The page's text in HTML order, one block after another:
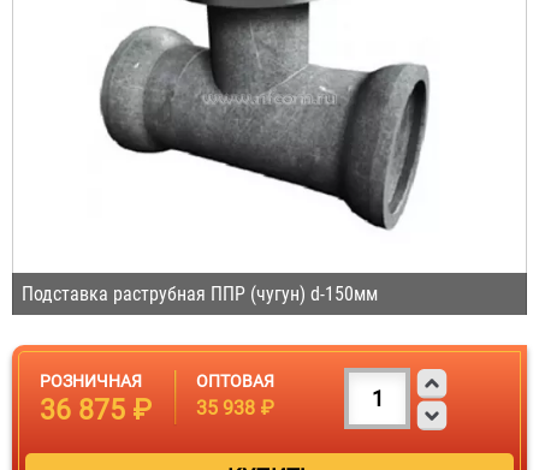
Подставка раструбная ППР (чугун) d-150мм
РОЗНИЧНАЯ
36 875 ₽
ОПТОВАЯ
35 938 ₽